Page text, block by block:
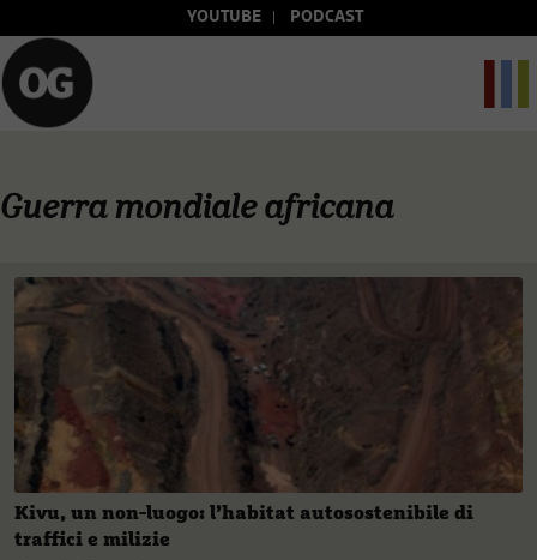
YOUTUBE PODCAST
Guerra mondiale africana
Kivu, un non-luogo: l’habitat autosostenibile di
traffici e milizie